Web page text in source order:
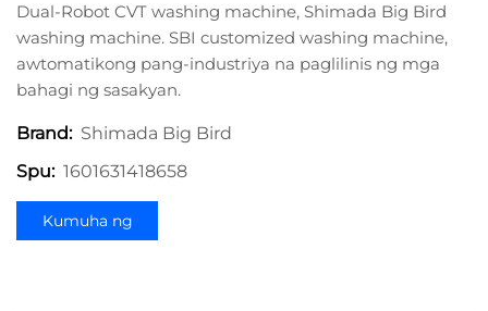
Dual-Robot CVT washing machine, Shimada Big Bird
washing machine. SBI customized washing machine,
awtomatikong pang-industriya na paglilinis ng mga
bahagi ng sasakyan.
Brand: Shimada Big Bird
Spu: 1601631418658
Kumuha ng